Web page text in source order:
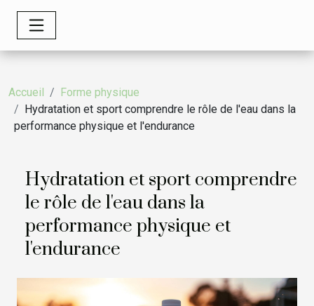
Accueil
Forme physique
Hydratation et sport comprendre le rôle de l'eau dans la
performance physique et l'endurance
Hydratation et sport comprendre
le rôle de l'eau dans la
performance physique et
l'endurance